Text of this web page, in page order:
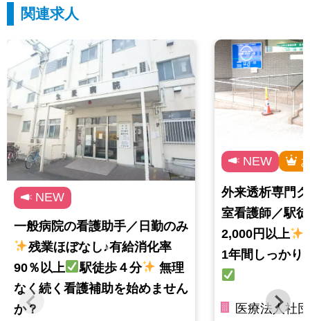
関連求人
NEW
一般病院の看護助手／日勤のみ
残業ほぼなし♪有給消化率
90％以上
駅徒歩４分
無理
なく続く看護補助を始めません
か？
NEW
外来透析専門
室看護師／駅
2,000円以上
1年間しっかり
医療法人社